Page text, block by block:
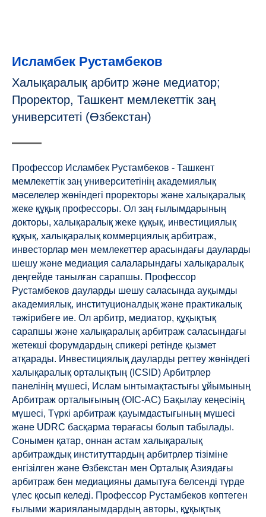
Исламбек Рустамбеков
Халықаралық арбитр және медиатор;
Проректор, Ташкент мемлекеттік заң
университеті (Өзбекстан)
Профессор Исламбек Рустамбеков - Ташкент
мемлекеттік заң университетінің академиялық
мәселелер жөніндегі проректоры және халықаралық
жеке құқық профессоры. Ол заң ғылымдарының
докторы, халықаралық жеке құқық, инвестициялық
құқық, халықаралық коммерциялық арбитраж,
инвесторлар мен мемлекеттер арасындағы дауларды
шешу және медиация салаларындағы халықаралық
деңгейде танылған сарапшы. Профессор
Рустамбеков дауларды шешу саласында ауқымды
академиялық, институционалдық және практикалық
тәжірибеге ие. Ол арбитр, медиатор, құқықтық
сарапшы және халықаралық арбитраж саласындағы
жетекші форумдардың спикері ретінде қызмет
атқарады. Инвестициялық дауларды реттеу жөніндегі
халықаралық орталықтың (ICSID) Арбитрлер
панелінің мүшесі, Ислам ынтымақтастығы ұйымының
Арбитраж орталығының (OIC-AC) Бақылау кеңесінің
мүшесі, Түркі арбитраж қауымдастығының мүшесі
және UDRC басқарма төрағасы болып табылады.
Сонымен қатар, оннан астам халықаралық
арбитраждық институттардың арбитрлер тізіміне
енгізілген және Өзбекстан мен Орталық Азиядағы
арбитраж бен медиацияны дамытуға белсенді түрде
үлес қосып келеді. Профессор Рустамбеков көптеген
ғылыми жарияланымдардың авторы, құқықтық